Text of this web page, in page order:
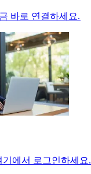
바로 연결하세요.​​
에서 로그인하세요.​​